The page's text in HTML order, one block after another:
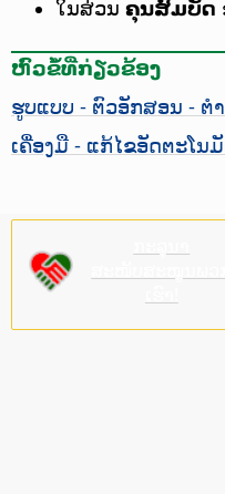
ໃນສ່ວນ ຄຸນສົມບັດ
ຫົວຂໍ້ທີ່ກ່ຽວຂ້ອງ
ຮູບແບບ - ຕົວອັກສອນ - ຕ
ເຄື່ອງມື - ແກ້ໄຂອັດຕະໂນ